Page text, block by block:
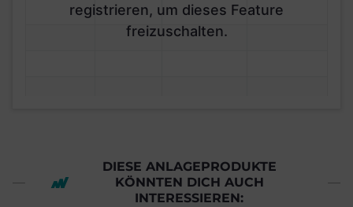
registrieren, um dieses Feature
freizuschalten.
DIESE ANLAGEPRODUKTE
KÖNNTEN DICH AUCH
INTERESSIEREN: